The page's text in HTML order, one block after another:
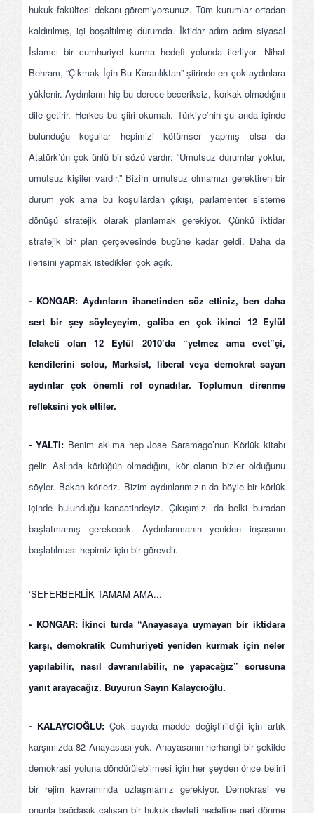
hukuk fakültesi dekanı göremiyorsunuz. Tüm kurumlar ortadan
kaldırılmış, içi boşaltılmış durumda. İktidar adım adım siyasal
İslamcı bir cumhuriyet kurma hedefi yolunda ilerliyor. Nihat
Behram, “Çıkmak İçin Bu Karanlıktan” şiirinde en çok aydınlara
yüklenir. Aydınların hiç bu derece beceriksiz, korkak olmadığını
dile getirir. Herkes bu şiiri okumalı. Türkiye’nin şu anda içinde
bulunduğu koşullar hepimizi kötümser yapmış olsa da
Atatürk’ün çok ünlü bir sözü vardır: “Umutsuz durumlar yoktur,
umutsuz kişiler vardır.” Bizim umutsuz olmamızı gerektiren bir
durum yok ama bu koşullardan çıkışı, parlamenter sisteme
dönüşü stratejik olarak planlamak gerekiyor. Çünkü iktidar
stratejik bir plan çerçevesinde bugüne kadar geldi. Daha da
ilerisini yapmak istedikleri çok açık.
- KONGAR: Aydınların ihanetinden söz ettiniz, ben daha
sert bir şey söyleyeyim, galiba en çok ikinci 12 Eylül
felaketi olan 12 Eylül 2010’da “yetmez ama evet”çi,
kendilerini solcu, Marksist, liberal veya demokrat sayan
aydınlar çok önemli rol oynadılar. Toplumun direnme
refleksini yok ettiler.
- YALTI:Benim aklıma hep Jose Saramago’nun Körlük kitabı
gelir. Aslında körlüğün olmadığını, kör olanın bizler olduğunu
söyler. Bakan körleriz. Bizim aydınlarımızın da böyle bir körlük
içinde bulunduğu kanaatindeyiz. Çıkışımızı da belki buradan
başlatmamış gerekecek. Aydınlanmanın yeniden inşasının
başlatılması hepimiz için bir görevdir.
‘SEFERBERLİK TAMAM AMA...
- KONGAR: İkinci turda “Anayasaya uymayan bir iktidara
karşı, demokratik Cumhuriyeti yeniden kurmak için neler
yapılabilir, nasıl davranılabilir, ne yapacağız” sorusuna
yanıt arayacağız. Buyurun Sayın Kalaycıoğlu.
- KALAYCIOĞLU:Çok sayıda madde değiştirildiği için artık
karşımızda 82 Anayasası yok. Anayasanın herhangi bir şekilde
demokrasi yoluna döndürülebilmesi için her şeyden önce belirli
bir rejim kavramında uzlaşmamız gerekiyor. Demokrasi ve
onunla bağdaşık çalışan bir hukuk devleti hedefine geri dönme